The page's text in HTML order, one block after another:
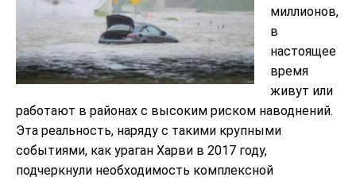
миллионов,
в
настоящее
время
живут или
работают в районах с высоким риском наводнений.
Эта реальность, наряду с такими крупными
событиями, как ураган Харви в 2017 году,
подчеркнули необходимость комплексной